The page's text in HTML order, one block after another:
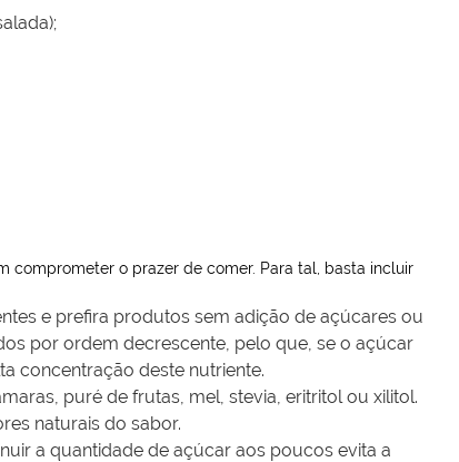
comprometer o prazer de comer. Para tal, basta incluir
e prefira produtos sem adição de açúcares ou
por ordem decrescente, pelo que, se o açúcar
concentração deste nutriente.
puré de frutas, mel, stevia, eritritol ou xilitol.
naturais do sabor.
a quantidade de açúcar aos poucos evita a